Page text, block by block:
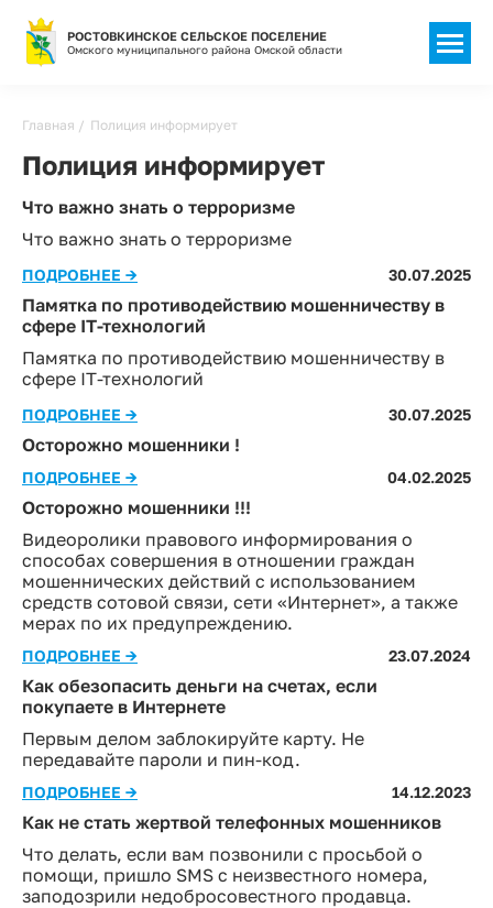
РОСТОВКИНСКОЕ СЕЛЬСКОЕ ПОСЕЛЕНИЕ
Омского муниципального района Омской области
Главная Полиция информирует
Полиция информирует
Что важно знать о терроризме
Что важно знать о терроризме
ПОДРОБНЕЕ → 30.07.2025
Памятка по противодействию мошенничеству в
сфере IТ-технологий
Памятка по противодействию мошенничеству в
сфере IТ-технологий
ПОДРОБНЕЕ → 30.07.2025
Осторожно мошенники !
ПОДРОБНЕЕ → 04.02.2025
Осторожно мошенники !!!
Видеоролики правового информирования о
способах совершения в отношении граждан
мошеннических действий с использованием
средств сотовой связи, сети «Интернет», а также
мерах по их предупреждению.
ПОДРОБНЕЕ → 23.07.2024
Как обезопасить деньги на счетах, если
покупаете в Интернете
Первым делом заблокируйте карту. Не
передавайте пароли и пин-код.
ПОДРОБНЕЕ → 14.12.2023
Как не стать жертвой телефонных мошенников
Что делать, если вам позвонили с просьбой о
помощи, пришло SMS с неизвестного номера,
заподозрили недобросовестного продавца.